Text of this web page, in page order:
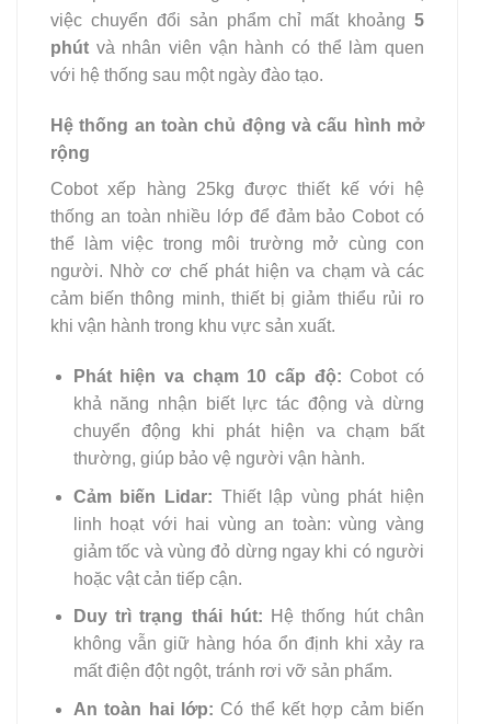
việc chuyển đổi sản phẩm chỉ mất khoảng 5
phút và nhân viên vận hành có thể làm quen
với hệ thống sau một ngày đào tạo.
Hệ thống an toàn chủ động và cấu hình mở
rộng
Cobot xếp hàng 25kg được thiết kế với hệ
thống an toàn nhiều lớp để đảm bảo Cobot có
thể làm việc trong môi trường mở cùng con
người. Nhờ cơ chế phát hiện va chạm và các
cảm biến thông minh, thiết bị giảm thiểu rủi ro
khi vận hành trong khu vực sản xuất.
Phát hiện va chạm 10 cấp độ: Cobot có
khả năng nhận biết lực tác động và dừng
chuyển động khi phát hiện va chạm bất
thường, giúp bảo vệ người vận hành.
Cảm biến Lidar: Thiết lập vùng phát hiện
linh hoạt với hai vùng an toàn: vùng vàng
giảm tốc và vùng đỏ dừng ngay khi có người
hoặc vật cản tiếp cận.
Duy trì trạng thái hút: Hệ thống hút chân
không vẫn giữ hàng hóa ổn định khi xảy ra
mất điện đột ngột, tránh rơi vỡ sản phẩm.
An toàn hai lớp: Có thể kết hợp cảm biến